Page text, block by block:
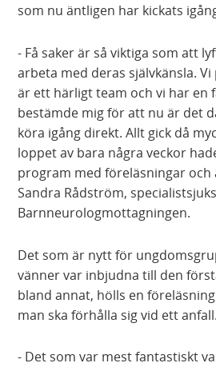
som nu äntligen har kickats
- Få saker är så viktiga som att
arbeta med deras självkänsla.
är ett härligt team och vi har en
bestämde mig för att nu är det
köra igång direkt. Allt gick då
loppet av bara några veckor
program med föreläsningar
Sandra Rådström,
Barnneurologmottagningen.
Det som är nytt för
vänner var inbjudna till den
bland annat, hölls en
man ska förhålla sig vid ett anfall.
- Det som var mest fantastiskt